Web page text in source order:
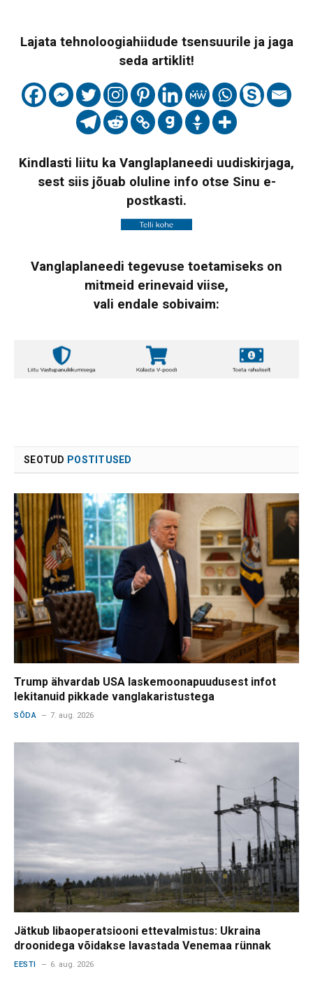
Lajata tehnoloogiahiidude tsensuurile ja jaga
seda artiklit!
Kindlasti liitu ka Vanglaplaneedi uudiskirjaga,
sest siis jõuab oluline info otse Sinu e-
postkasti.
Vanglaplaneedi tegevuse toetamiseks on
mitmeid erinevaid viise,
vali endale sobivaim:
SEOTUD POSTITUSED
Trump ähvardab USA laskemoonapuudusest infot
lekitanuid pikkade vanglakaristustega
SÕDA 7. aug. 2026
Jätkub libaoperatsiooni ettevalmistus: Ukraina
droonidega võidakse lavastada Venemaa rünnak
EESTI 6. aug. 2026